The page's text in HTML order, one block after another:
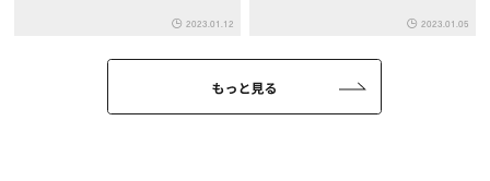
専門学校 教員・講師採用オン
ライン説明会」
2023.01.12 2023.01.05